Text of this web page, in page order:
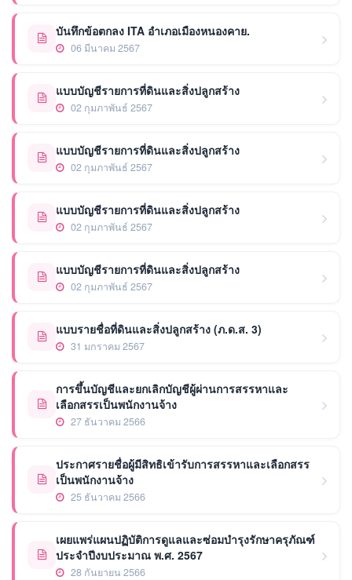
บันทึกข้อตกลง ITA อำเภอเมืองหนองคาย.
06 มีนาคม 2567
แบบบัญชีรายการที่ดินและสิ่งปลูกสร้าง
02 กุมภาพันธ์ 2567
แบบบัญชีรายการที่ดินและสิ่งปลูกสร้าง
02 กุมภาพันธ์ 2567
แบบบัญชีรายการที่ดินและสิ่งปลูกสร้าง
02 กุมภาพันธ์ 2567
แบบบัญชีรายการที่ดินและสิ่งปลูกสร้าง
02 กุมภาพันธ์ 2567
แบบรายชื่อที่ดินและสิ่งปลูกสร้าง (ภ.ด.ส. 3)
31 มกราคม 2567
การขึ้นบัญชีและยกเลิกบัญชีผู้ผ่านการสรรหาและ
เลือกสรรเป็นพนักงานจ้าง
27 ธันวาคม 2566
ประกาศรายชื่อผู้มีสิทธิเข้ารับการสรรหาและเลือกสรร
เป็นพนักงานจ้าง
25 ธันวาคม 2566
เผยแพร่แผนปฏิบัติการดูแลและซ่อมบำรุงรักษาครุภัณฑ์
ประจำปีงบประมาณ พ.ศ. 2567
28 กันยายน 2566